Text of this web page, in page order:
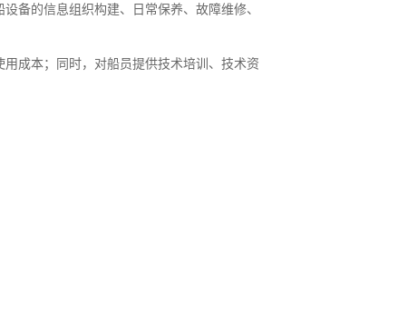
备的信息组织构建、日常保养、故障维修、
成本；同时，对船员提供技术培训、技术资